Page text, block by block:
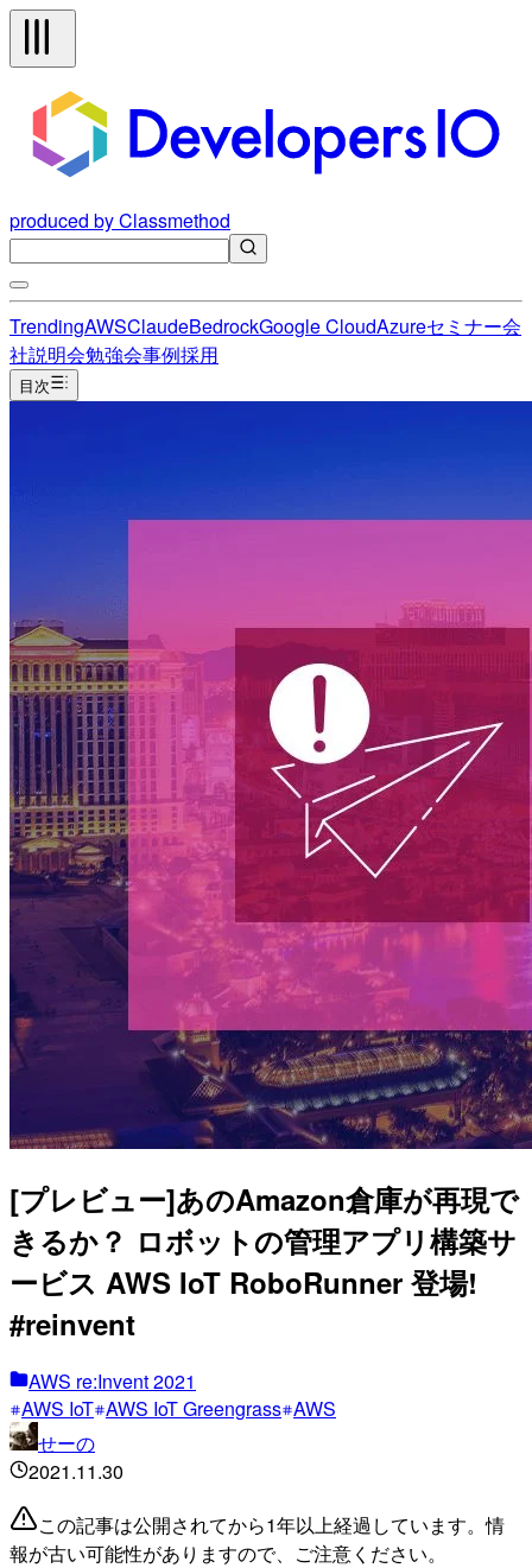
produced by Classmethod
TrendingAWSClaudeBedrockGoogle CloudAzureセミナー会
社説明会勉強会事例採用
目次
[プレビュー]あのAmazon倉庫が再現で
きるか？ ロボットの管理アプリ構築サ
ービス AWS IoT RoboRunner 登場!
#reinvent
AWS re:Invent 2021
AWS IoT AWS IoT Greengrass AWS
せーの
2021.11.30
この記事は公開されてから1年以上経過しています。情
報が古い可能性がありますので、ご注意ください。